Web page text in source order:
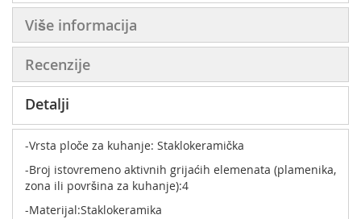
Više informacija
Recenzije
Detalji
-Vrsta ploče za kuhanje: Staklokeramička
-Broj istovremeno aktivnih grijaćih elemenata (plamenika,
zona ili površina za kuhanje):4
-Materijal:Staklokeramika